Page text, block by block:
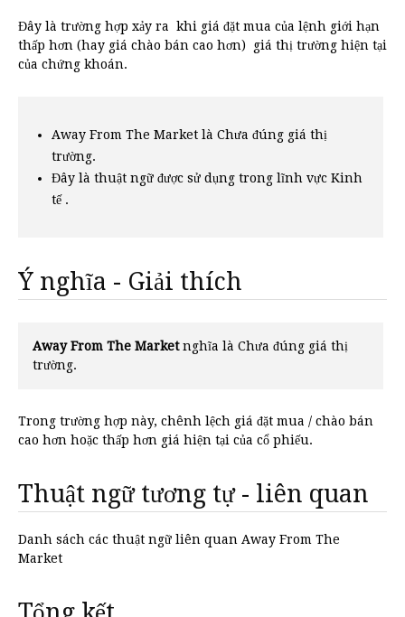
Đây là trường hợp xảy ra khi giá đặt mua của lệnh giới hạn
thấp hơn (hay giá chào bán cao hơn) giá thị trường hiện tại
của chứng khoán.
Away From The Market là Chưa đúng giá thị
trường.
Đây là thuật ngữ được sử dụng trong lĩnh vực Kinh
tế .
Ý nghĩa - Giải thích
Away From The Marketnghĩa là Chưa đúng giá thị
trường.
Trong trường hợp này, chênh lệch giá đặt mua / chào bán
cao hơn hoặc thấp hơn giá hiện tại của cổ phiếu.
Thuật ngữ tương tự - liên quan
Danh sách các thuật ngữ liên quan Away From The
Market